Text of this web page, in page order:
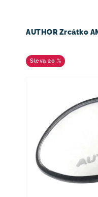
AUTHOR Zrcátko
20 %